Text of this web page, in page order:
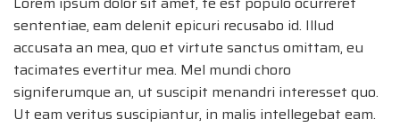
sententiae, eam delenit epicuri recusabo id. Illud
accusata an mea, quo et virtute sanctus omittam, eu
tacimates evertitur mea. Mel mundi choro
signiferumque an, ut suscipit menandri interesset quo.
Ut eam veritus suscipiantur, in malis intellegebat eam.